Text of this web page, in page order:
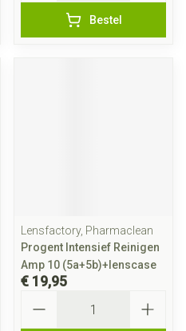
Bestel
Lensfactory, Pharmaclean
Progent Intensief Reinigen
Amp 10 (5a+5b)+lenscase
€ 19,95